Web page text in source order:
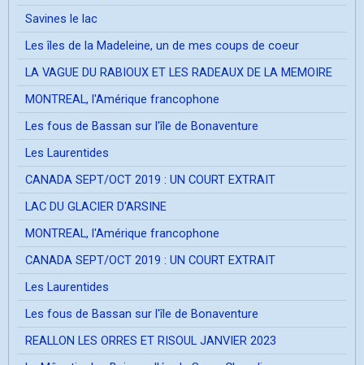
Savines le lac
Les îles de la Madeleine, un de mes coups de coeur
LA VAGUE DU RABIOUX ET LES RADEAUX DE LA MEMOIRE
MONTREAL, l'Amérique francophone
Les fous de Bassan sur l'île de Bonaventure
Les Laurentides
CANADA SEPT/OCT 2019 : UN COURT EXTRAIT
LAC DU GLACIER D'ARSINE
MONTREAL, l'Amérique francophone
CANADA SEPT/OCT 2019 : UN COURT EXTRAIT
Les Laurentides
Les fous de Bassan sur l'île de Bonaventure
REALLON LES ORRES ET RISOUL JANVIER 2023